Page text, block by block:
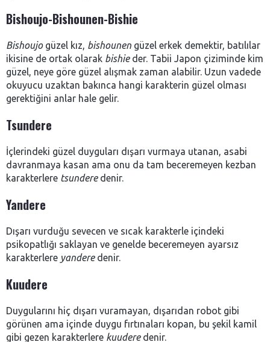
Bishoujo-Bishounen-Bishie
Bishoujogüzel kız, bishounen güzel erkek demektir, batılılar
ikisine de ortak olarak bishieder. Tabii Japon çiziminde kim
güzel, neye göre güzel alışmak zaman alabilir. Uzun vadede
okuyucu uzaktan bakınca hangi karakterin güzel olması
gerektiğini anlar hale gelir.
Tsundere
İçlerindeki güzel duyguları dışarı vurmaya utanan, asabi
davranmaya kasan ama onu da tam beceremeyen kezban
karakterlere tsunderedenir.
Yandere
Dışarı vurduğu sevecen ve sıcak karakterle içindeki
psikopatlığı saklayan ve genelde beceremeyen ayarsız
karakterlere yanderedenir.
Kuudere
Duygularını hiç dışarı vuramayan, dışarıdan robot gibi
görünen ama içinde duygu fırtınaları kopan, bu şekil kamil
gibi gezen karakterlere kuuderedenir.